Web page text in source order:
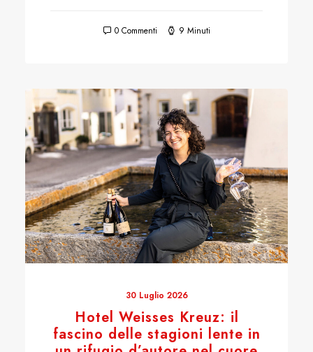
0 Commenti 9 Minuti
30 Luglio 2026
Hotel Weisses Kreuz: il
fascino delle stagioni lente in